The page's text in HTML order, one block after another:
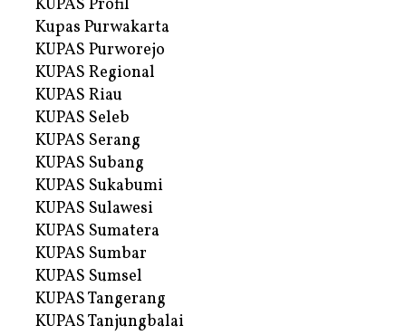
KUPAS Profil
Kupas Purwakarta
KUPAS Purworejo
KUPAS Regional
KUPAS Riau
KUPAS Seleb
KUPAS Serang
KUPAS Subang
KUPAS Sukabumi
KUPAS Sulawesi
KUPAS Sumatera
KUPAS Sumbar
KUPAS Sumsel
KUPAS Tangerang
KUPAS Tanjungbalai